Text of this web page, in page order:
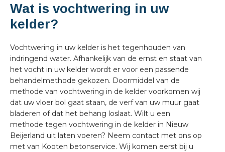
Wat is vochtwering in uw
kelder?
Vochtwering in uw kelder is het tegenhouden van
indringend water. Afhankelijk van de ernst en staat van
het vocht in uw kelder wordt er voor een passende
behandelmethode gekozen. Doormiddel van de
methode van vochtwering in de kelder voorkomen wij
dat uw vloer bol gaat staan, de verf van uw muur gaat
bladeren of dat het behang loslaat. Wilt u een
methode tegen vochtwering in de kelder in Nieuw
Beijerland uit laten voeren? Neem contact met ons op
met van Kooten betonservice. Wij komen eerst bij u